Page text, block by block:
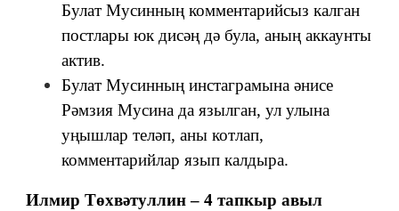
Булат Мусинның комментарийсыз калган
постлары юк дисәң дә була, аның аккаунты
актив.
Булат Мусинның инстаграмына әнисе
Рәмзия Мусина да язылган, ул улына
уңышлар теләп, аны котлап,
комментарийлар язып калдыра.
Илмир Төхвәтуллин – 4 тапкыр авыл